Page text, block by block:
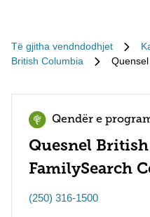
Të gjitha vendndodhjet
British Columbia
Quensel
Qendër e
Quesnel
FamilySearch
(250) 316-1500